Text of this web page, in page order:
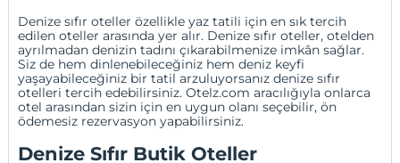
Denize sıfır oteller özellikle yaz tatili için en sık tercih
edilen oteller arasında yer alır. Denize sıfır oteller, otelden
ayrılmadan denizin tadını çıkarabilmenize imkân sağlar.
Siz de hem dinlenebileceğiniz hem deniz keyfi
yaşayabileceğiniz bir tatil arzuluyorsanız denize sıfır
otelleri tercih edebilirsiniz. Otelz.com aracılığıyla onlarca
otel arasından sizin için en uygun olanı seçebilir, ön
ödemesiz rezervasyon yapabilirsiniz.
Denize Sıfır Butik Oteller